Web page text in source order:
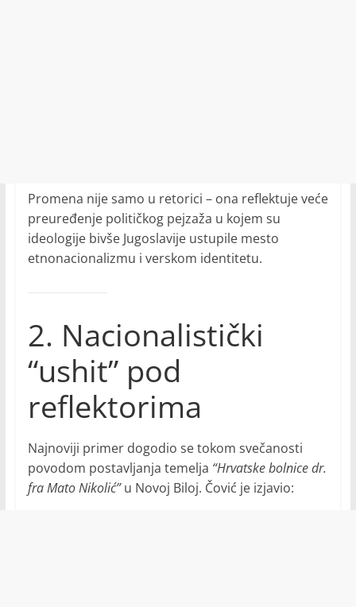
Promena nije samo u retorici – ona reflektuje veće
preuređenje političkog pejzaža u kojem su
ideologije bivše Jugoslavije ustupile mesto
etnonacionalizmu i verskom identitetu.
2. Nacionalistički
“ushit” pod
reflektorima
Najnoviji primer dogodio se tokom svečanosti
povodom postavljanja temelja “Hrvatske bolnice dr.
fra Mato Nikolić”u Novoj Biloj. Čović je izjavio: